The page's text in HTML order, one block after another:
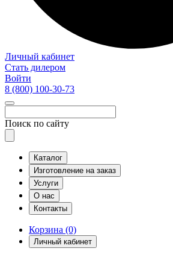
Личный кабинет
Стать дилером
Войти
8 (800) 100-30-73
Поиск по сайту
Каталог
Изготовление на заказ
Услуги
О нас
Контакты
Корзина (0)
Личный кабинет